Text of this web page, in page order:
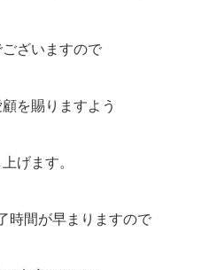
ざいますので
を賜りますよう
げます。
時間が早まりますので